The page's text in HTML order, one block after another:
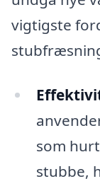
vigtigste
som
stubbe,